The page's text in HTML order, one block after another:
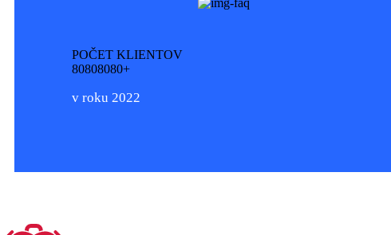
POČET KLIENTOV
80808080+
v roku 2022